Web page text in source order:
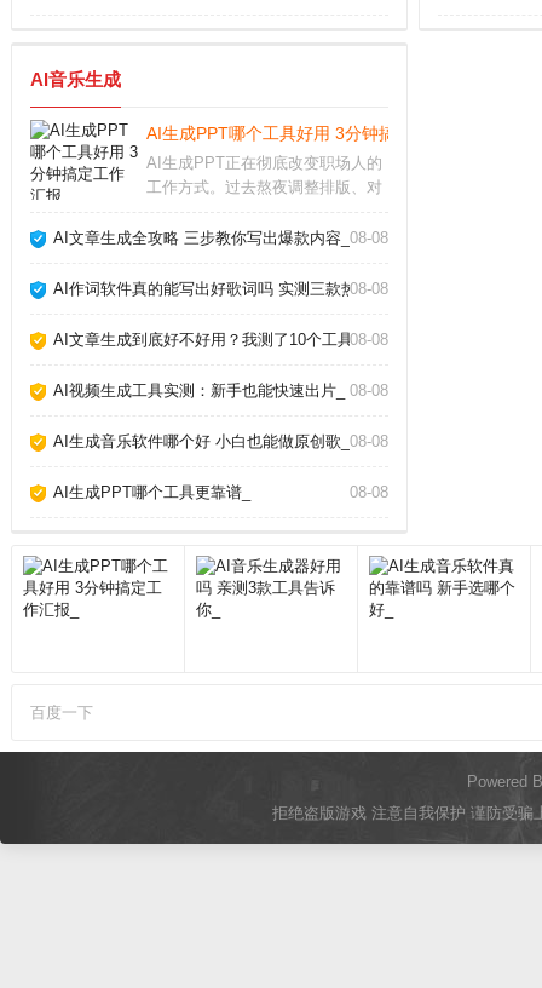
AI音乐生成
AI生成PPT哪个工具好用 3分钟搞定工作汇报_
AI生成PPT正在彻底改变职场人的
工作方式。过去熬夜调整排版、对
几分钟就能完成。从实际体验来
是根据文字内容自动生成逻辑清
AI文章生成全攻略 三步教你写出爆款内容_ 08-08
AI作词软件真的能写出好歌词吗 实测三款热门工具告诉你答案_
08-08
AI文章生成到底好不好用？我测了10个工具告诉你真相_
08-08
AI视频生成工具实测：新手也能快速出片_ 08-08
AI生成音乐软件哪个好 小白也能做原创歌_ 08-08
AI生成PPT哪个工具更靠谱_ 08-08
百度一下
Powered
拒绝盗版游戏 注意自我保护 谨防受